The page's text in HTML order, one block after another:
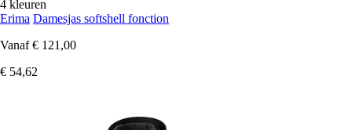
4 kleuren
Erima Damesjas softshell fonction
Vanaf € 121,00
€ 54,62